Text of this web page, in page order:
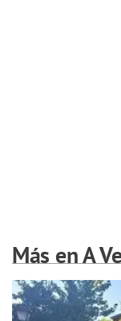
Más en A